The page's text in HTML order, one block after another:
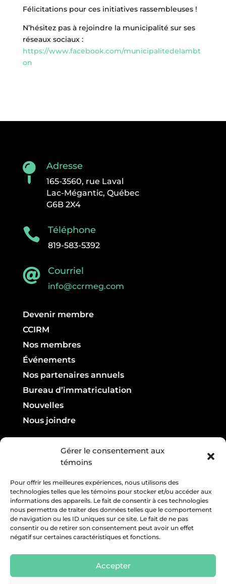
Gérer le consentement aux
témoins
Pour offrir les meilleures expériences, nous utilisons des
technologies telles que les témoins pour stocker et/ou accéder aux
informations des appareils. Le fait de consentir à ces technologies
nous permettra de traiter des données telles que le comportement
de navigation ou les ID uniques sur ce site. Le fait de ne pas
consentir ou de retirer son consentement peut avoir un effet
négatif sur certaines caractéristiques et fonctions.
Accepter
Félicitations pour ces initiatives rassembleuses !
N’hésitez pas à rejoindre la municipalité sur ses
réseaux sociaux :
https://www.facebook.com/municipalitedelambt
on
 Adresse
165-3560, rue Laval
Lac-Mégantic, Québec
G6B 2X4
 Téléphone
819-583-5392
 Courriel
info@ccrmeg.com
Devenir membre
CCIRM
Nos membres
Événements
Nos partenaires annuels
Bureau d’immatriculation
Nouvelles
Nous joindre
Infolettre
Courriel :